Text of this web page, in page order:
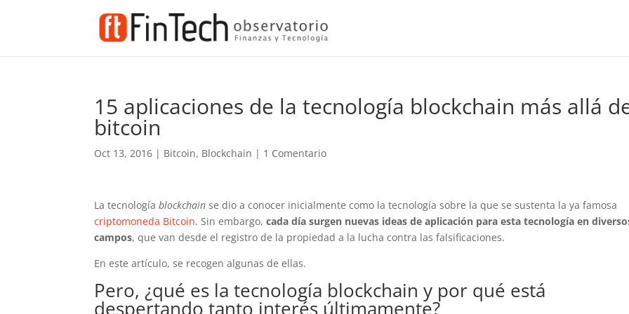
15 aplicaciones de la tecnología blockchain más allá
bitcoin
Oct 13, 2016 | Bitcoin, Blockchain | 1 Comentario
La tecnologíablockchain se dio a conocer inicialmente como la tecnología sobre la que se sustenta la ya famosa
criptomoneda Bitcoin. Sin embargo,cada día surgen nuevas ideas de aplicación para esta tecnología en
campos, que van desde el registro de la propiedad a la lucha contra las falsificaciones.
En este artículo, se recogen algunas de ellas.
Pero, ¿qué es la tecnología blockchain y por qué está
despertando tanto interés últimamente?